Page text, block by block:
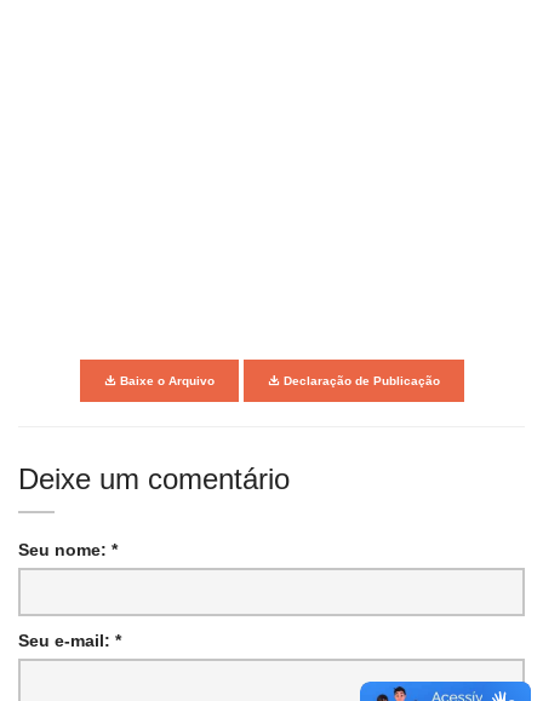
Baixe o Arquivo Declaração de Publicação
Deixe um comentário
Seu nome: *
Seu e-mail: *